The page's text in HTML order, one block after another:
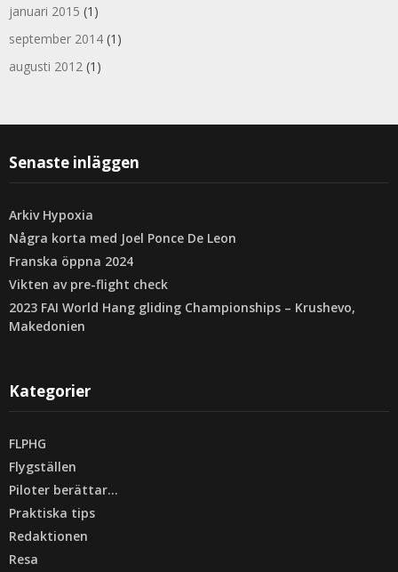
januari 2015 (1)
september 2014 (1)
augusti 2012 (1)
Senaste inläggen
Arkiv Hypoxia
Några korta med Joel Ponce De Leon
Franska öppna 2024
Vikten av pre-flight check
2023 FAI World Hang gliding Championships – Krushevo,
Makedonien
Kategorier
FLPHG
Flygställen
Piloter berättar…
Praktiska tips
Redaktionen
Resa